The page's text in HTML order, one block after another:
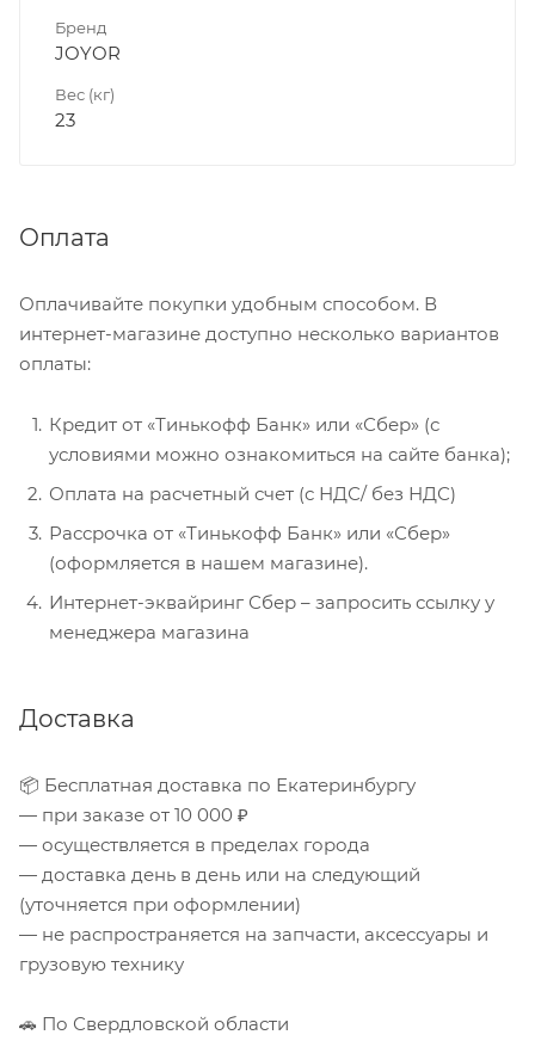
Бренд
JOYOR
Вес (кг)
23
Оплата
Оплачивайте покупки удобным способом. В
интернет-магазине доступно несколько вариантов
оплаты:
Кредит от «Тинькофф Банк» или «Сбер» (с
условиями можно ознакомиться на сайте банка);
Оплата на расчетный счет (с НДС/ без НДС)
Рассрочка от «Тинькофф Банк» или «Сбер»
(оформляется в нашем магазине).
Интернет-эквайринг Сбер – запросить ссылку у
менеджера магазина
Доставка
📦 Бесплатная доставка по Екатеринбургу
— при заказе от 10 000 ₽
— осуществляется в пределах города
— доставка день в день или на следующий
(уточняется при оформлении)
— не распространяется на запчасти, аксессуары и
грузовую технику
🚗 По Свердловской области